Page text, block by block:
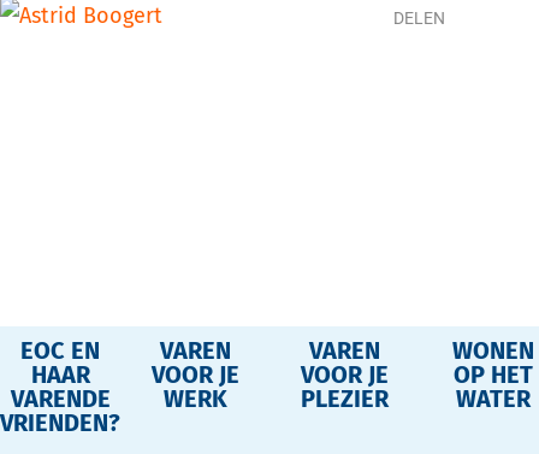
DELEN
EOC EN
HAAR
VARENDE
VRIENDEN?
VAREN
VOOR JE
WERK
VAREN
VOOR JE
PLEZIER
WONEN
OP HET
WATER